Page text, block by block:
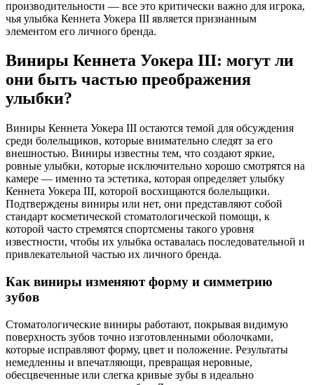
производительности — все это критически важно для игрока,
чья улыбка Кеннета Уокера III является признанным
элементом его личного бренда.
Виниры Кеннета Уокера III: могут ли
они быть частью преображения
улыбки?
Виниры Кеннета Уокера III остаются темой для обсуждения
среди болельщиков, которые внимательно следят за его
внешностью. Виниры известны тем, что создают яркие,
ровные улыбки, которые исключительно хорошо смотрятся на
камере — именно та эстетика, которая определяет улыбку
Кеннета Уокера III, которой восхищаются болельщики.
Подтверждены виниры или нет, они представляют собой
стандарт косметической стоматологической помощи, к
которой часто стремятся спортсмены такого уровня
известности, чтобы их улыбка оставалась последовательной и
привлекательной частью их личного бренда.
Как виниры изменяют форму и симметрию
зубов
Стоматологические виниры работают, покрывая видимую
поверхность зубов точно изготовленными оболочками,
которые исправляют форму, цвет и положение. Результаты
немедленны и впечатляющи, превращая неровные,
обесцвеченные или слегка кривые зубы в идеально